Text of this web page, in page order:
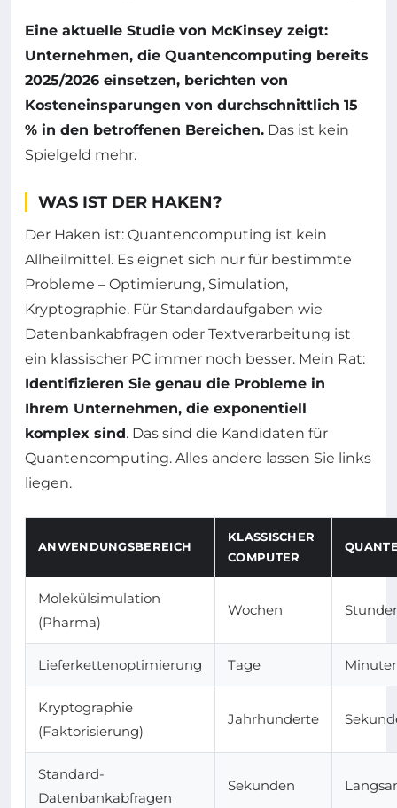
Eine aktuelle Studie von McKinsey zeigt:
Unternehmen, die Quantencomputing bereits
2025/2026 einsetzen, berichten von
Kosteneinsparungen von durchschnittlich 15
% in den betroffenen Bereichen. Das ist kein
Spielgeld mehr.
WAS IST DER HAKEN?
Der Haken ist: Quantencomputing ist kein
Allheilmittel. Es eignet sich nur für bestimmte
Probleme – Optimierung, Simulation,
Kryptographie. Für Standardaufgaben wie
Datenbankabfragen oder Textverarbeitung ist
ein klassischer PC immer noch besser. Mein Rat:
Identifizieren Sie genau die Probleme in
Ihrem Unternehmen, die exponentiell
komplex sind. Das sind die Kandidaten für
Quantencomputing. Alles andere lassen Sie links
liegen.
ANWENDUNGSBEREICH
KLASSISCHER
COMPUTER
Molekülsimulation
(Pharma)
Wochen
Lieferkettenoptimierung Tage
Kryptographie
(Faktorisierung)
Jahrhunderte
Standard-
Datenbankabfragen
Sekunden